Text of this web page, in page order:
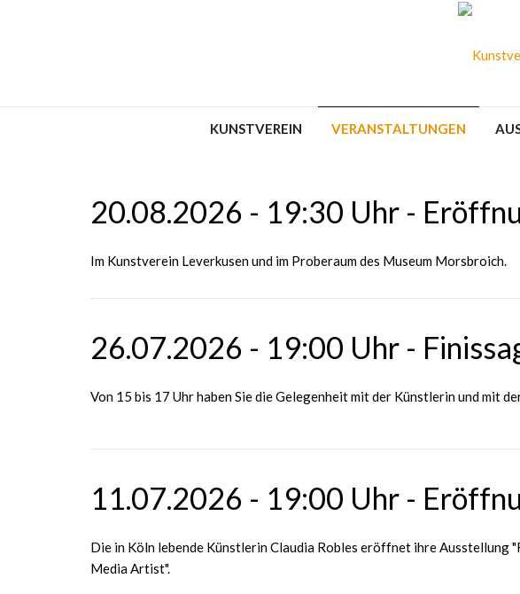
KUNSTVEREIN VERANSTALTUNGEN
20.08.2026 - 19:30 Uhr -
Im Kunstverein Leverkusen und im Proberaum des Museum Morsbroich.
26.07.2026 - 19:00 Uhr -
Von 15 bis 17 Uhr haben Sie die Gelegenheit mit der Künstlerin und mit
11.07.2026 - 19:00 Uhr -
Die in Köln lebende Künstlerin Claudia Robles eröffnet ihre Ausstellung
Media Artist".